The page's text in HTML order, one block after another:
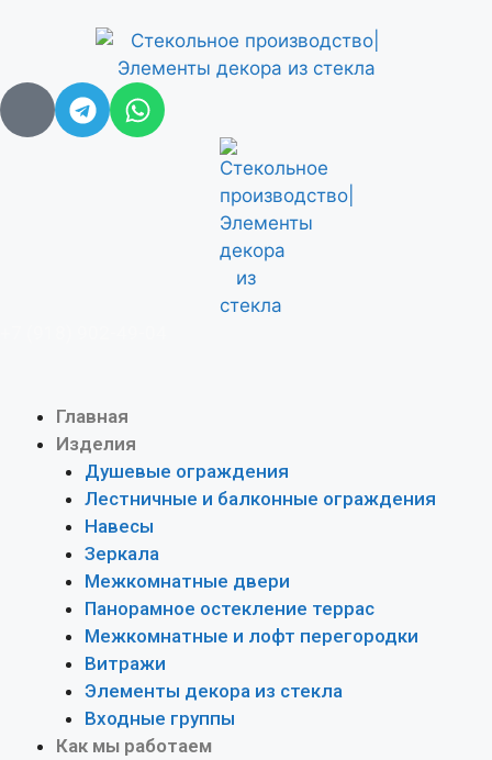
Главная
Изделия
Душевые ограждения
Лестничные и балконные ограждения
Навесы
Зеркала
Межкомнатные двери
Панорамное остекление террас
Межкомнатные и лофт перегородки
Витражи
Элементы декора из стекла
Входные группы
Как мы работаем